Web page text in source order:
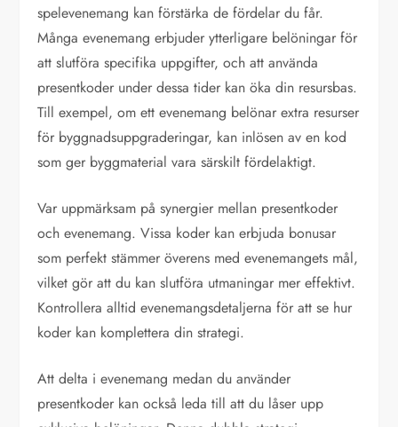
spelevenemang kan förstärka de fördelar du får.
Många evenemang erbjuder ytterligare belöningar för
att slutföra specifika uppgifter, och att använda
presentkoder under dessa tider kan öka din resursbas.
Till exempel, om ett evenemang belönar extra resurser
för byggnadsuppgraderingar, kan inlösen av en kod
som ger byggmaterial vara särskilt fördelaktigt.
Var uppmärksam på synergier mellan presentkoder
och evenemang. Vissa koder kan erbjuda bonusar
som perfekt stämmer överens med evenemangets mål,
vilket gör att du kan slutföra utmaningar mer effektivt.
Kontrollera alltid evenemangsdetaljerna för att se hur
koder kan komplettera din strategi.
Att delta i evenemang medan du använder
presentkoder kan också leda till att du låser upp